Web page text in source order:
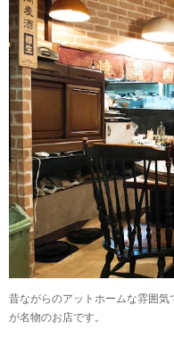
昔ながらのアットホームな雰囲
が名物のお店です。